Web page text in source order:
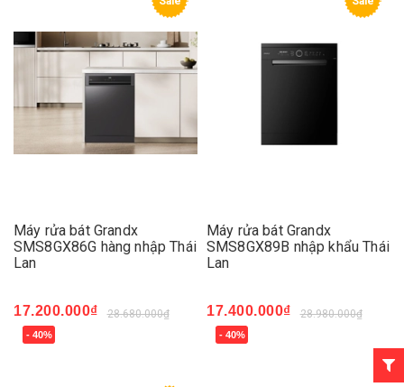
Máy rửa bát Grandx
SMS8GX86G hàng nhập Thái
Lan
17.200.000₫ 28.680.000₫
- 40%
Máy rửa bát Grandx
SMS8GX89B nhập khẩu Thái
Lan
17.400.000₫ 28.980.000₫
- 40%